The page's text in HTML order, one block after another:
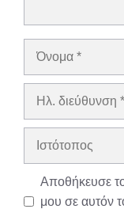
Όνομα
Ηλ.
Ιστότοπος
Αποθήκευσε
μου σε αυτόν